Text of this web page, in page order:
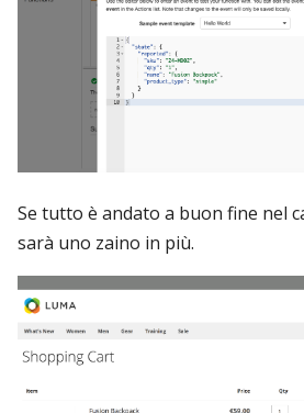
Se tutto è andato a buon fine nel
sarà uno zaino in più.